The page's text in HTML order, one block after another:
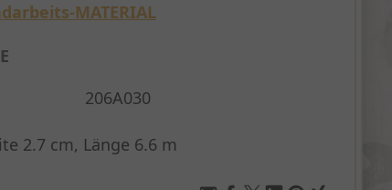
MATERIAL
206A030
2.7 cm, Länge 6.6 m